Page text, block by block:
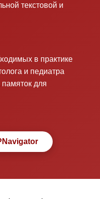
текстовой и
в практике
и педиатра
памяток для